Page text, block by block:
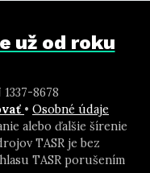
už od roku
8678
• Osobné údaje
alebo ďalšie šírenie
TASR je bez
TASR porušením